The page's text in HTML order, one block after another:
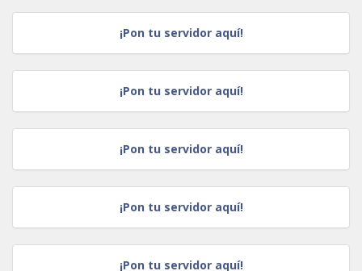
¡Pon tu servidor aquí!
¡Pon tu servidor aquí!
¡Pon tu servidor aquí!
¡Pon tu servidor aquí!
¡Pon tu servidor aquí!